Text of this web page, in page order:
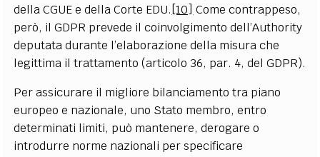
della CGUE e della Corte EDU. [10] Come contrappeso,
però, il GDPR prevede il coinvolgimento dell’Authority
deputata durante l’elaborazione della misura che
legittima il trattamento (articolo 36, par. 4, del GDPR).
Per assicurare il migliore bilanciamento tra piano
europeo e nazionale, uno Stato membro, entro
determinati limiti, può mantenere, derogare o
introdurre norme nazionali per specificare